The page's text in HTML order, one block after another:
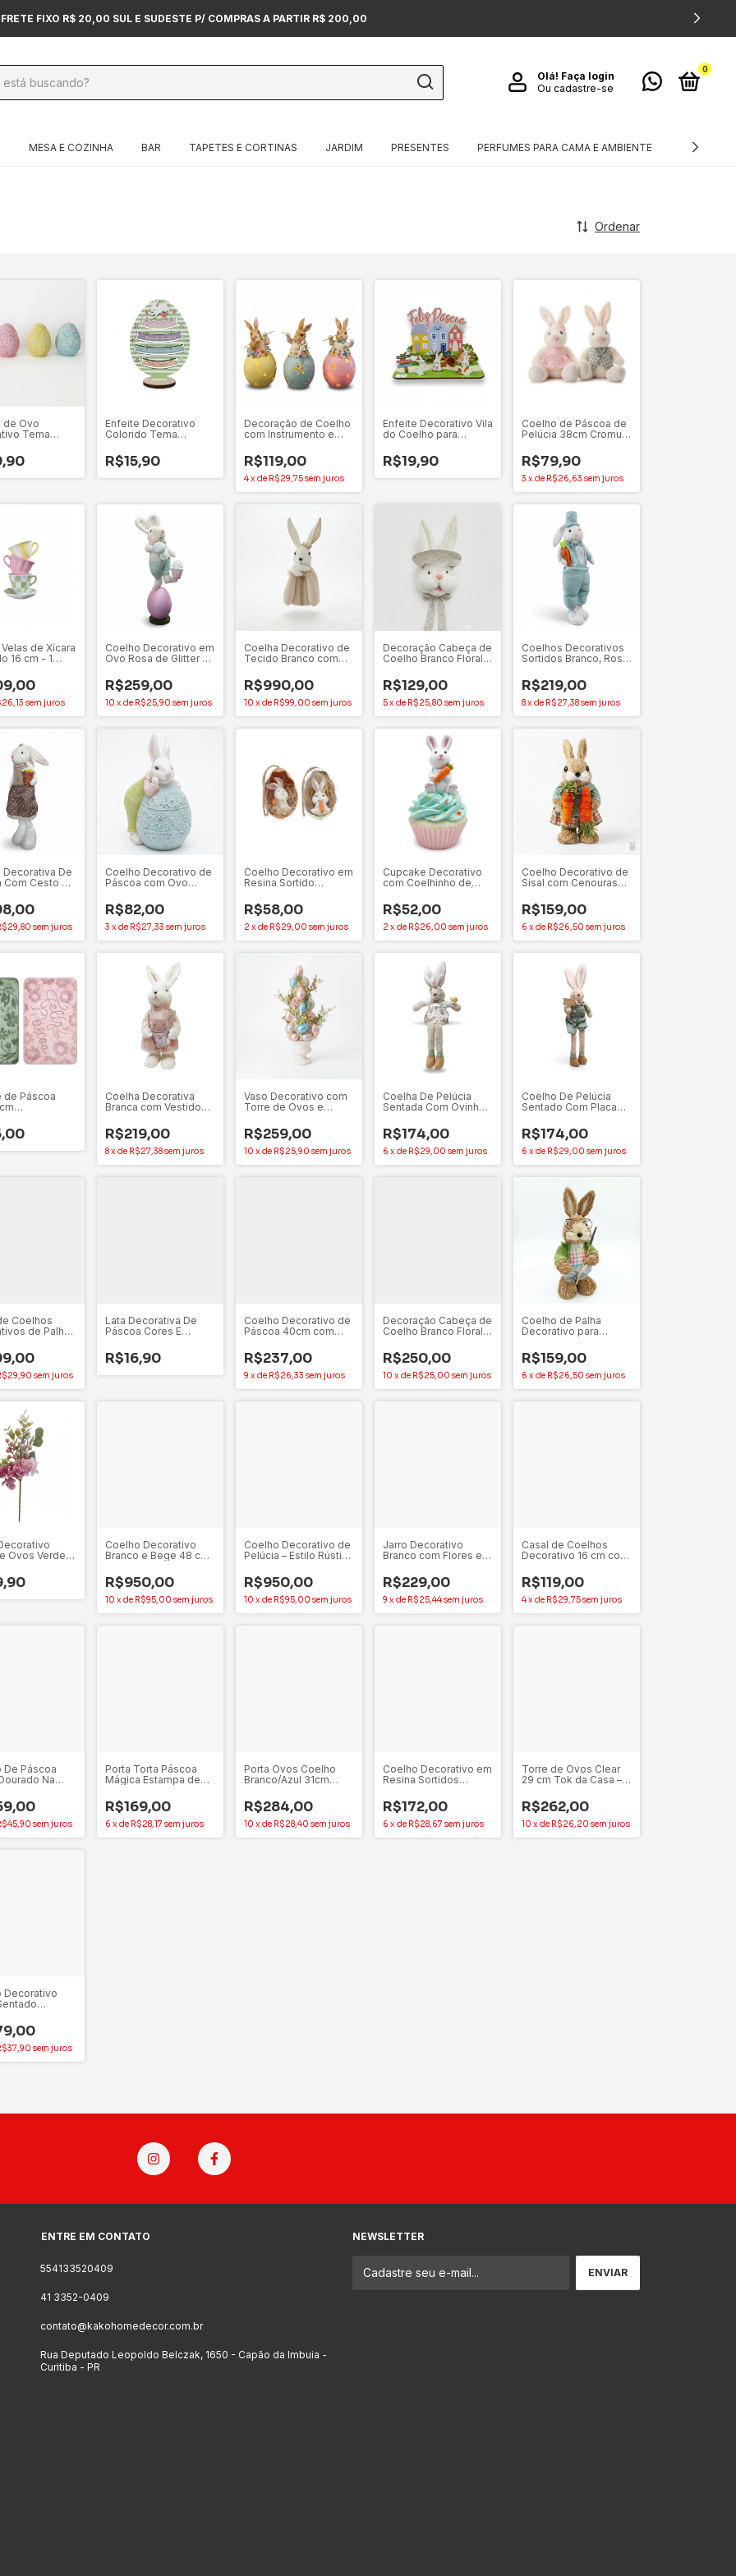
FRETE FIXO R$ 20,00 SUL E SUDESTE P/ COMPRAS A PARTIR R$ 200,00
Olá! Faça login
Ou cadastre-se
0
MESA E COZINHA BAR TAPETES E CORTINAS JARDIM PRESENTES PERFUMES PARA CAMA E AMBIENTE TÊXTEIS
Ordenar
de Ovo
Tema
Enfeite Decorativo
Colorido Tema
- 1 Unidade
R$15,90
Decoração de Coelho
com Instrumento e
Unidade
R$119,00
4xde R$29,75sem juros
Enfeite Decorativo Vila
do Coelho para
1 Unidade
R$19,90
Coelho de Páscoa de
Pelúcia 38cm Cromus
Fêmea) - 1 unidade
R$79,90
3 xde R$26,63 sem juros
de Xícara
16 cm - 1
sem juros
Coelho Decorativo em
Ovo Rosa de Glitter 51
R$259,00
10 xde R$25,90 sem juros
Coelha Decorativo de
Tecido Branco com
Unidade
R$990,00
10 xde R$99,00 sem juros
Decoração Cabeça de
Coelho Branco Floral
da Casa
R$129,00
5xde R$25,80 sem juros
Coelhos Decorativos
Sortidos Branco, Rosa
Unidade
R$219,00
8xde R$27,38sem juros
Decorativa De
Com Cesto De
sem juros
Coelho Decorativo de
Páscoa com Ovo
Casa
R$82,00
3 xde R$27,33 sem juros
Coelho Decorativo em
Resina Sortido
com 2 Unidades
R$58,00
2 xde R$29,00 sem juros
Cupcake Decorativo
com Coelhinho de
Cromus
R$52,00
2 xde R$26,00 sem juros
Coelho Decorativo de
Sisal com Cenouras
Importações
R$159,00
6 xde R$26,50 sem juros
de Páscoa
Cores
- 1 unidade
Coelha Decorativa
Branca com Vestido
cm Cromus
R$219,00
8xde R$27,38sem juros
Vaso Decorativo com
Torre de Ovos e
Pasteis - Cromus
R$259,00
10 xde R$25,90 sem juros
Coelha De Pelúcia
Sentada Com Ovinhos
Florarte
R$174,00
6 xde R$29,00 sem juros
Coelho De Pelúcia
Sentado Com Placa
R$174,00
6 xde R$29,00 sem juros
Coelhos
de Palha
sem juros
Lata Decorativa De
Páscoa Cores E
12,6cm - 1 unidade
R$16,90
Coelho Decorativo de
Páscoa 40cm com
- Avanti
R$237,00
9 xde R$26,33 sem juros
Decoração Cabeça de
Coelho Branco Floral
Casa
R$250,00
10 xde R$25,00 sem juros
Coelho de Palha
Decorativo para
- 29CM
R$159,00
6 xde R$26,50 sem juros
Ovos Verde
Coelho Decorativo
Branco e Bege 48 cm
R$950,00
10 xde R$95,00 sem juros
Coelho Decorativo de
Pelúcia – Estilo Rústico
R$950,00
10 xde R$95,00 sem juros
Jarro Decorativo
Branco com Flores em
cm
R$229,00
9 xde R$25,44sem juros
Casal de Coelhos
Decorativo 16 cm com
R$119,00
4xde R$29,75sem juros
De Páscoa
Na
sem juros
Porta Torta Páscoa
Mágica Estampa de
Scalla
R$169,00
6 xde R$28,17 sem juros
Porta Ovos Coelho
Branco/Azul 31cm
Decoração - 1 unidade
R$284,00
10 xde R$28,40 sem juros
Coelho Decorativo em
Resina Sortidos
unidade
R$172,00
6 xde R$28,67 sem juros
Torre de Ovos Clear
29 cm Tok da Casa –
para Páscoa
R$262,00
10 xde R$26,20 sem juros
Decorativo
sem juros
ENTRE EM CONTATO
554133520409
41 3352-0409
contato@kakohomedecor.com.br
Rua Deputado Leopoldo Belczak, 1650 - Capão da Imbuia -
Curitiba - PR
NEWSLETTER